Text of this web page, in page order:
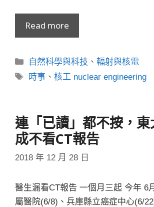
Read more
分
類
自然科學與科技 、輻射與核電
標
時事 、核工 nuclear engineering
連「已讀」都不按，
成不看CT報告
2018 年 12 月 28 日
醫生漏看CT報告 一個月三起 今年 6
屬醫院(6/8)、兵庫縣立癌症中心(6/